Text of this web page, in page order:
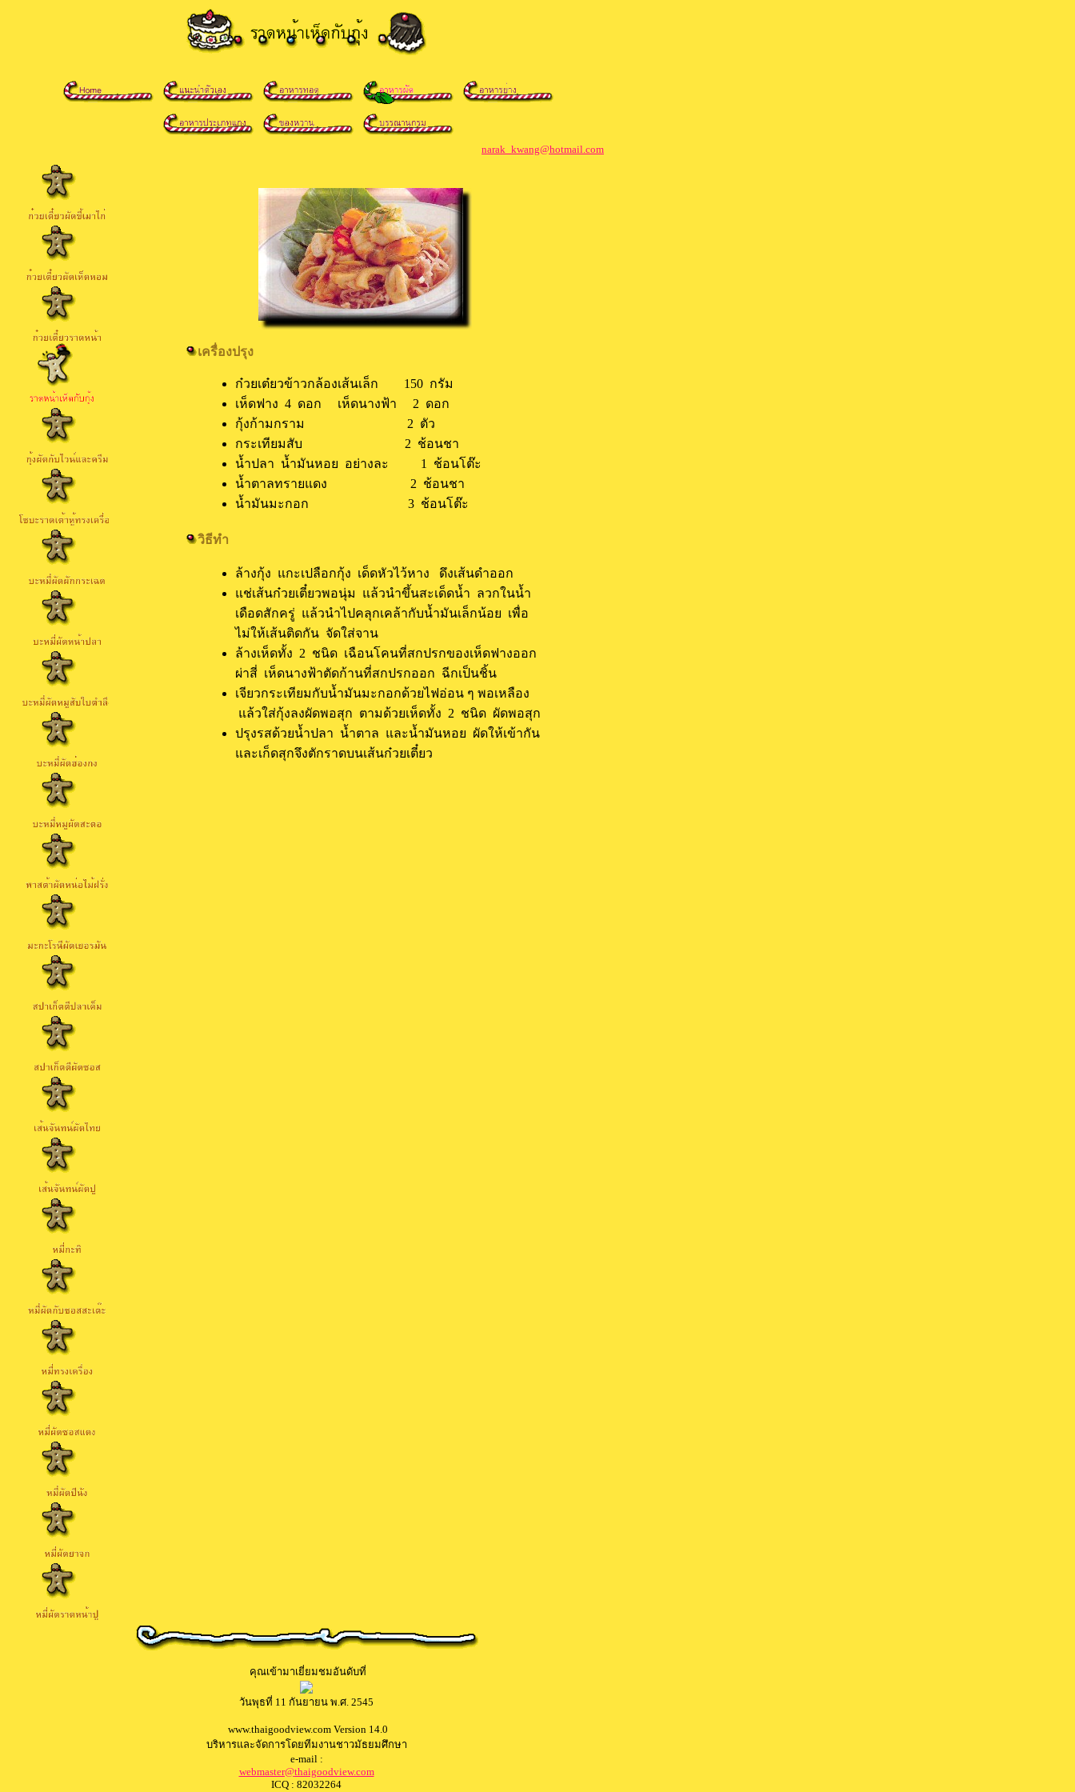
narak_kwang@hotmail.com
เครื่องปรุง
ก๋วยเต๋ยวข้าวกล้องเส้นเล็ก 150 กรัม
เห็ดฟาง 4 ดอก เห็ดนางฟ้า 2 ดอก
กุ้งก้ามกราม 2 ตัว
กระเทียมสับ 2 ช้อนชา
น้ำปลา น้ำมันหอย อย่างละ 1 ช้อนโต๊ะ
น้ำตาลทรายแดง 2 ช้อนชา
น้ำมันมะกอก 3 ช้อนโต๊ะ
วิธีทำ
ล้างกุ้ง แกะเปลือกกุ้ง เด็ดหัวไว้หาง ดึงเส้นดำออก
แช่เส้นก๋วยเตี๋ยวพอนุ่ม แล้วนำขึ้นสะเด็ดน้ำ ลวกในน้ำ
เดือดสักครู่ แล้วนำไปคลุกเคล้ากับน้ำมันเล็กน้อย เพื่อ
ไม่ให้เส้นติดกัน จัดใส่จาน
ล้างเห็ดทั้ง 2 ชนิด เฉือนโคนที่สกปรกของเห็ดฟางออก
ผ่าสี่ เห็ดนางฟ้าตัดก้านที่สกปรกออก ฉีกเป็นชิ้น
เจียวกระเทียมกับน้ำมันมะกอกด้วยไฟอ่อน ๆ พอเหลือง
แล้วใส่กุ้งลงผัดพอสุก ตามด้วยเห็ดทั้ง 2 ชนิด ผัดพอสุก
ปรุงรสด้วยน้ำปลา น้ำตาล และน้ำมันหอย ผัดให้เข้ากัน
และเก็ดสุกจึงตักราดบนเส้นก๋วยเตี๋ยว
คุณเข้ามาเยี่ยมชมอันดับที่
วันพุธที่ 11 กันยายน พ.ศ. 2545
www.thaigoodview.com Version 14.0
บริหารและจัดการโดยทีมงานชาวมัธยมศึกษา
e-mail :
webmaster@thaigoodview.com
ICQ : 82032264